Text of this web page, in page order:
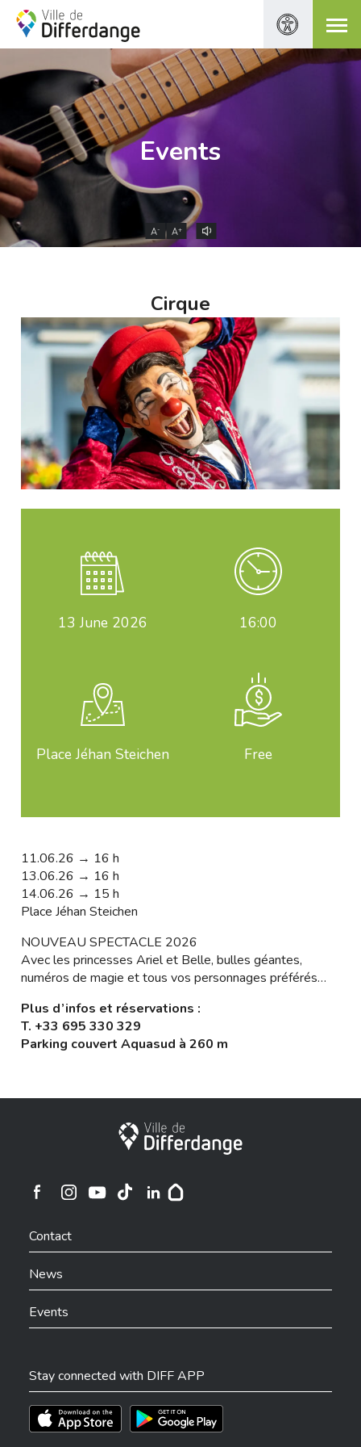
Events
A- A+
Cirque
13 June 2026 16:00
Place Jéhan Steichen Free
11.06.26 → 16 h
13.06.26 → 16 h
14.06.26 → 15 h
Place Jéhan Steichen
NOUVEAU SPECTACLE 2026
Avec les princesses Ariel et Belle, bulles géantes,
numéros de magie et tous vos personnages préférés…
Plus d’infos et réservations :
T. +33 695 330 329
Parking couvert Aquasud à 260 m
City of Differdange
Ville de Differdange sur Instagram
Contact
News
Events
Stay connected with DIFF APP
Téléchargez l'app sur l'App StoreTéléchargez l'app sur Play Store